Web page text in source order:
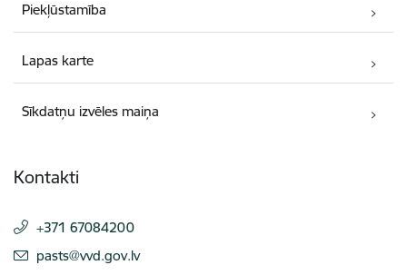
Piekļūstamība
Lapas karte
Sīkdatņu izvēles maiņa
Kontakti
+371 67084200
E-pasts:
pasts@vvd.gov.lv